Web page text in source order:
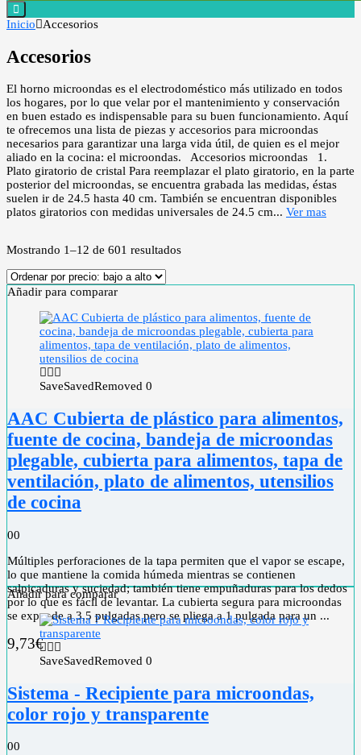
Inicio Accesorios
Accesorios
El horno microondas es el electrodoméstico más utilizado en todos
los hogares, por lo que velar por el mantenimiento y conservación
en buen estado es indispensable para su buen funcionamiento. Aquí
te ofrecemos una lista de piezas y accesorios para microondas
necesarios para garantizar una larga vida útil, de quien es el mejor
aliado en la cocina: el microondas. Accesorios microondas 1.
Plato giratorio de cristal Para reemplazar el plato giratorio, en la parte
posterior del microondas, se encuentra grabada las medidas, éstas
suelen ir de 24.5 hasta 40 cm. También se encuentran disponibles
platos giratorios con medidas universales de 24.5 cm... Ver mas
Mostrando 1–12 de 601 resultados
Añadir para comparar
SaveSavedRemoved 0
AAC Cubierta de plástico para alimentos,
fuente de cocina, bandeja de microondas
plegable, cubierta para alimentos, tapa de
ventilación, plato de alimentos, utensilios
de cocina
00
Múltiples perforaciones de la tapa permiten que el vapor se escape,
lo que mantiene la comida húmeda mientras se contienen
salpicaduras y suciedad; también tiene empuñaduras para los dedos
por lo que es fácil de levantar. La cubierta segura para microondas
se expande a 3,5 pulgadas pero se pliega a 1 pulgada para un ...
9,73€
Añadir para comparar
SaveSavedRemoved 0
Sistema - Recipiente para microondas,
color rojo y transparente
00